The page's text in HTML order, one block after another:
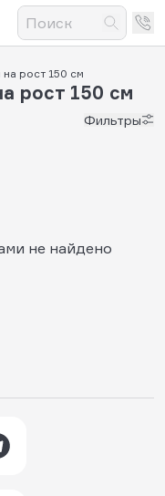
рост 150 см
рост 150 см
Фильтры
не найдено